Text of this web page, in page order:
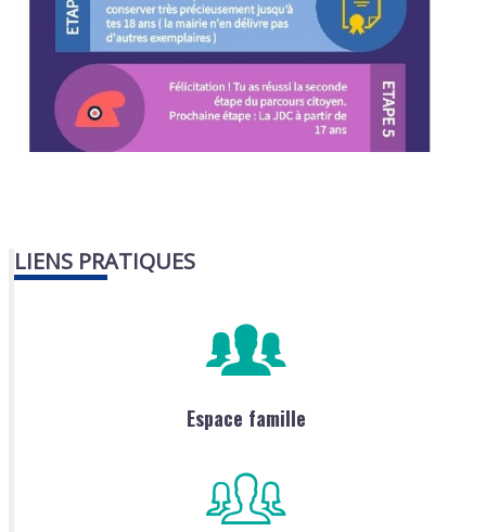
LIENS PRATIQUES
Espace famille